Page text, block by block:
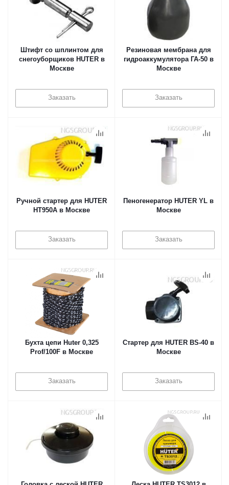
Штифт со шплинтом для
снегоуборщиков HUTER в
Москве
Заказать
Резиновая мембрана для
гидроаккумулятора ГА-50 в
Москве
Заказать
Ручной стартер для HUTER
HT950A в Москве
Заказать
Пеногенератор HUTER YL в
Москве
Заказать
Бухта цепи Huter 0,325
Prof/100F в Москве
Заказать
Стартер для HUTER BS-40 в
Москве
Заказать